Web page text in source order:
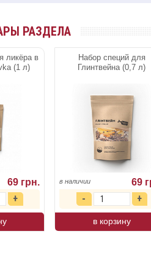
РАЗДЕЛА
ликёра в
(1 л)
69 грн.
Набор специй для
Глинтвейна (0,7 л)
в наличии 69
в корзину